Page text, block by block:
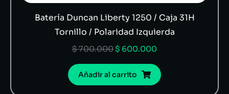
Batería Duncan Liberty 1250 / Caja 31H
Tornillo / Polaridad Izquierda
$700.000 $ 600.000
Añadir al carrito